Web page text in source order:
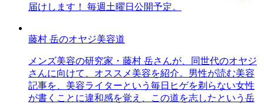
届けします！ 毎週土曜日公開予定。
藤村 岳のオヤジ美容道
メンズ美容の研究家・藤村 岳さんが、同世代のオヤジ
さんに向けて、オススメ美容を紹介。男性が読む美容
記事を、美容ライターという毎日ヒゲを剃らない女性
が書くことに違和感を覚え、この道を志したという岳